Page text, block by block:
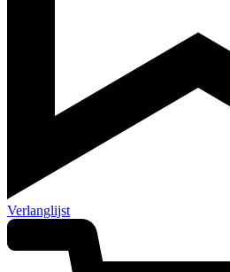
Verlanglijst